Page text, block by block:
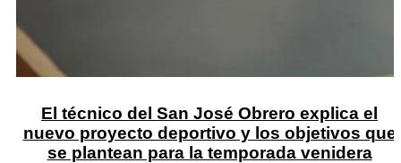
El técnico del San José Obrero explica el
nuevo proyecto deportivo y los objetivos que
se plantean para la temporada venidera